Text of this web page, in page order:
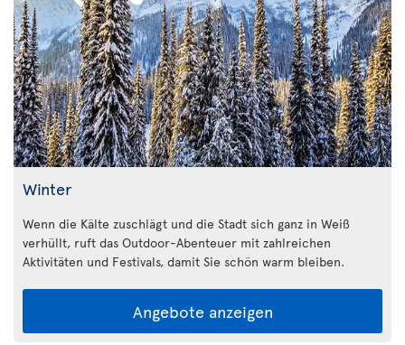
Winter
Wenn die Kälte zuschlägt und die Stadt sich ganz in Weiß
verhüllt, ruft das Outdoor-Abenteuer mit zahlreichen
Aktivitäten und Festivals, damit Sie schön warm bleiben.
Angebote anzeigen